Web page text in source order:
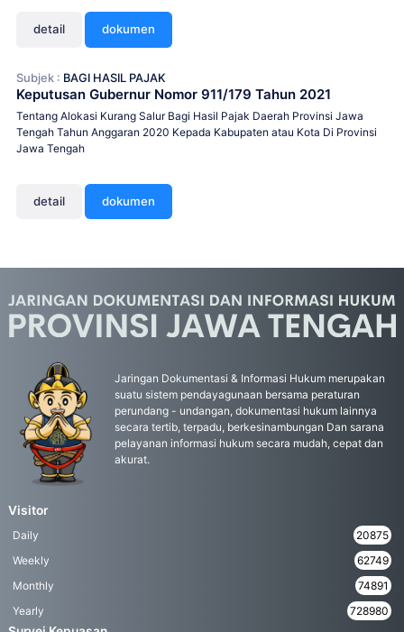
detail dokumen
Subjek : BAGI HASIL PAJAK
Keputusan Gubernur Nomor 911/179 Tahun 2021
Tentang Alokasi Kurang Salur Bagi Hasil Pajak Daerah Provinsi Jawa
Tengah Tahun Anggaran 2020 Kepada Kabupaten atau Kota Di Provinsi
Jawa Tengah
detail dokumen
Jaringan Dokumentasi & Informasi Hukum merupakan
suatu sistem pendayagunaan bersama peraturan
perundang - undangan, dokumentasi hukum lainnya
secara tertib, terpadu, berkesinambungan Dan sarana
pelayanan informasi hukum secara mudah, cepat dan
akurat.
Visitor
Daily
20875
Weekly
62749
Monthly
74891
Yearly
728980